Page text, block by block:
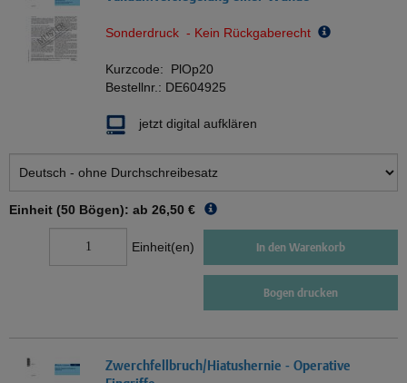
Sonderdruck - Kein Rückgaberecht
Kurzcode: PlOp20
Bestellnr.: DE604925
jetzt digital aufklären
Einheit (50 Bögen): ab 26,50 €
Einheit(en) In den Warenkorb
Bogen drucken
Zwerchfellbruch/Hiatushernie - Operative